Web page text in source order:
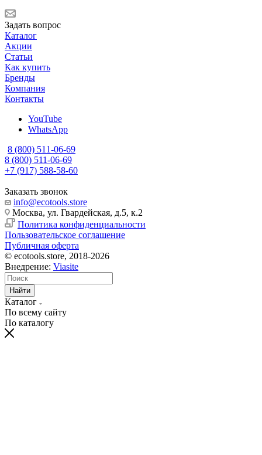
Задать вопрос
Каталог
Акции
Статьи
Как купить
Бренды
Компания
Контакты
YouTube
WhatsApp
8 (800) 511-06-69
8 (800) 511-06-69
+7 (917) 588-58-60
Заказать звонок
info@ecotools.store
Москва, ул. Гвардейская, д.5, к.2
Политика конфиденциальности
Пользовательское соглашение
Публичная оферта
© ecotools.store, 2018-2026
Внедрение: Viasite
Найти
Каталог
По всему сайту
По каталогу